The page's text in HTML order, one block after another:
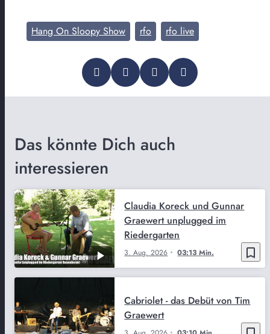
Hang On Sloopy Show rfo rfo live
Das könnte Dich auch
interessieren
bookmark_border
3. Aug. 2026 03:13 Min.
Claudia Koreck und Gunnar
Graewert unplugged im
Riedergarten
Cabriolet - das Debüt von Tim
Graewert